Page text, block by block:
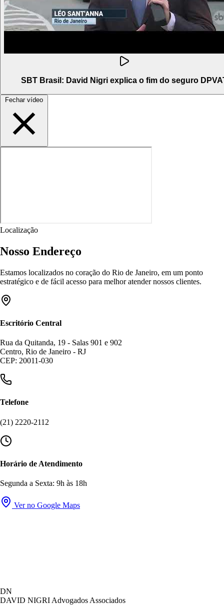
SBT Brasil: David Nigri explica o fim do seguro
Fechar vídeo
Localização
Nosso Endereço
Estamos localizados no coração do Rio de Janeiro, em um ponto
estratégico e de fácil acesso para melhor atender nossos clientes.
Escritório Central
Rua da Quitanda, 19 - Salas 901 e 902
Centro, Rio de Janeiro - RJ
CEP: 20011-030
Telefone
(21) 2220-2112
Horário de Atendimento
Segunda a Sexta: 9h às 18h
Ver no Google Maps
DN
DAVID NIGRI Advogados Associados